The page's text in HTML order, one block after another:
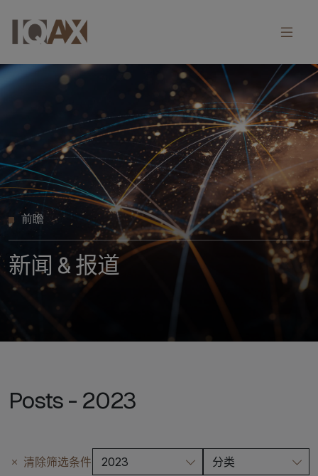
前瞻
新闻 & 报道
Posts - 2023
清除筛选条件 2023 分类